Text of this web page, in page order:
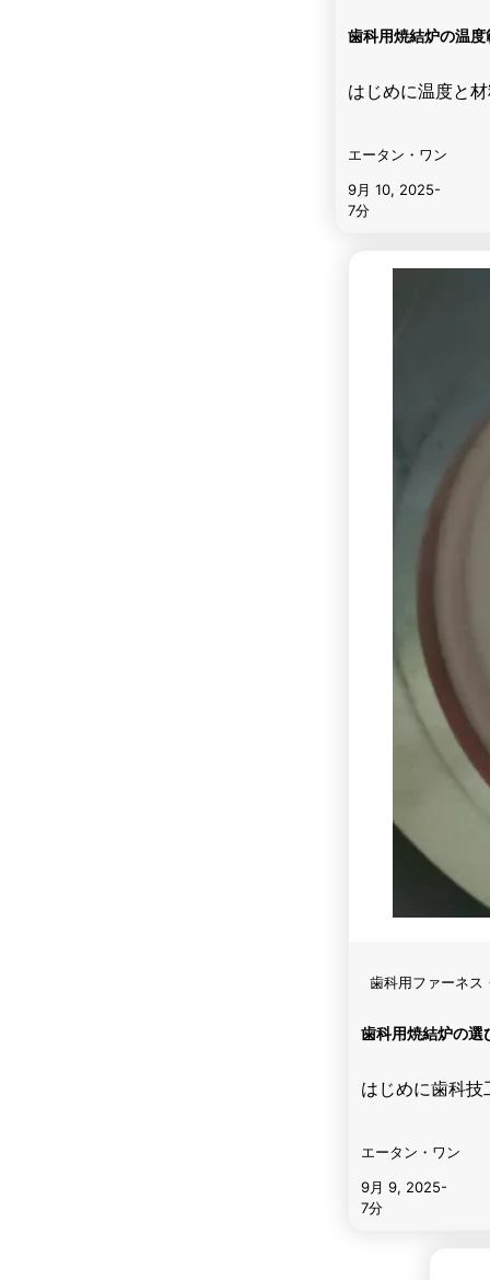
歯科用焼結炉の温
はじめに温度と
エータン・ワン
9月 10, 2025-
7分
歯科用ファーネス
歯科用焼結炉の選
はじめに歯科
エータン・ワン
9月 9, 2025-
7分